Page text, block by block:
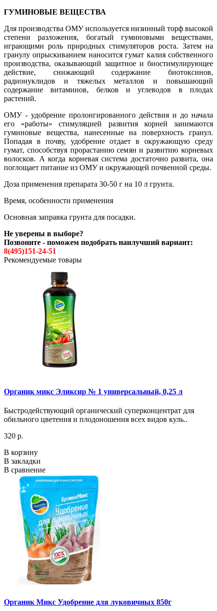
ГУМИНОВЫЕ ВЕЩЕСТВА
Для производства ОМУ используется низинный торф высокой
степени разложения, богатый гуминовыми веществами,
играющими роль природных стимуляторов роста. Затем на
гранулу опрыскиванием наносится гумат калия собственного
производства, оказывающий защитное и биостимулирующее
действие, снижающий содержание биотоксинов,
радионуклидов и тяжелых металлов и повышающий
содержание витаминов, белков и углеводов в плодах
растений.
ОМУ - удобрение пролонгированного действия и до начала
его «работы» стимуляцией развития корней занимаются
гуминовые вещества, нанесенные на поверхность гранул.
Попадая в почву, удобрение отдает в окружающую среду
гумат, способствуя прорастанию семян и развитию корневых
волосков. А когда корневая система достаточно развита, она
поглощает питание из ОМУ и окружающей почвенной среды.
Доза применения препарата 30-50 г на 10 л грунта.
Время, особенности применения
Основная заправка грунта для посадки.
Не уверены в выборе?
Позвоните - поможем подобрать наилучший вариант:
8(495)151-24-51
Рекомендуемые товары
Органик микс Эликсир № 1 универсальный, 0,25 л
Быстродействующий органический суперконцентрат для
обильного цветения и плодоношения всех видов куль..
320 р.
В корзину
В закладки
В сравнение
Органик Микс Удобрение для луковичных 850г